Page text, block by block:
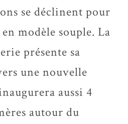
se déclinent pour
modèle souple. La
présente sa
une nouvelle
aussi 4
autour du